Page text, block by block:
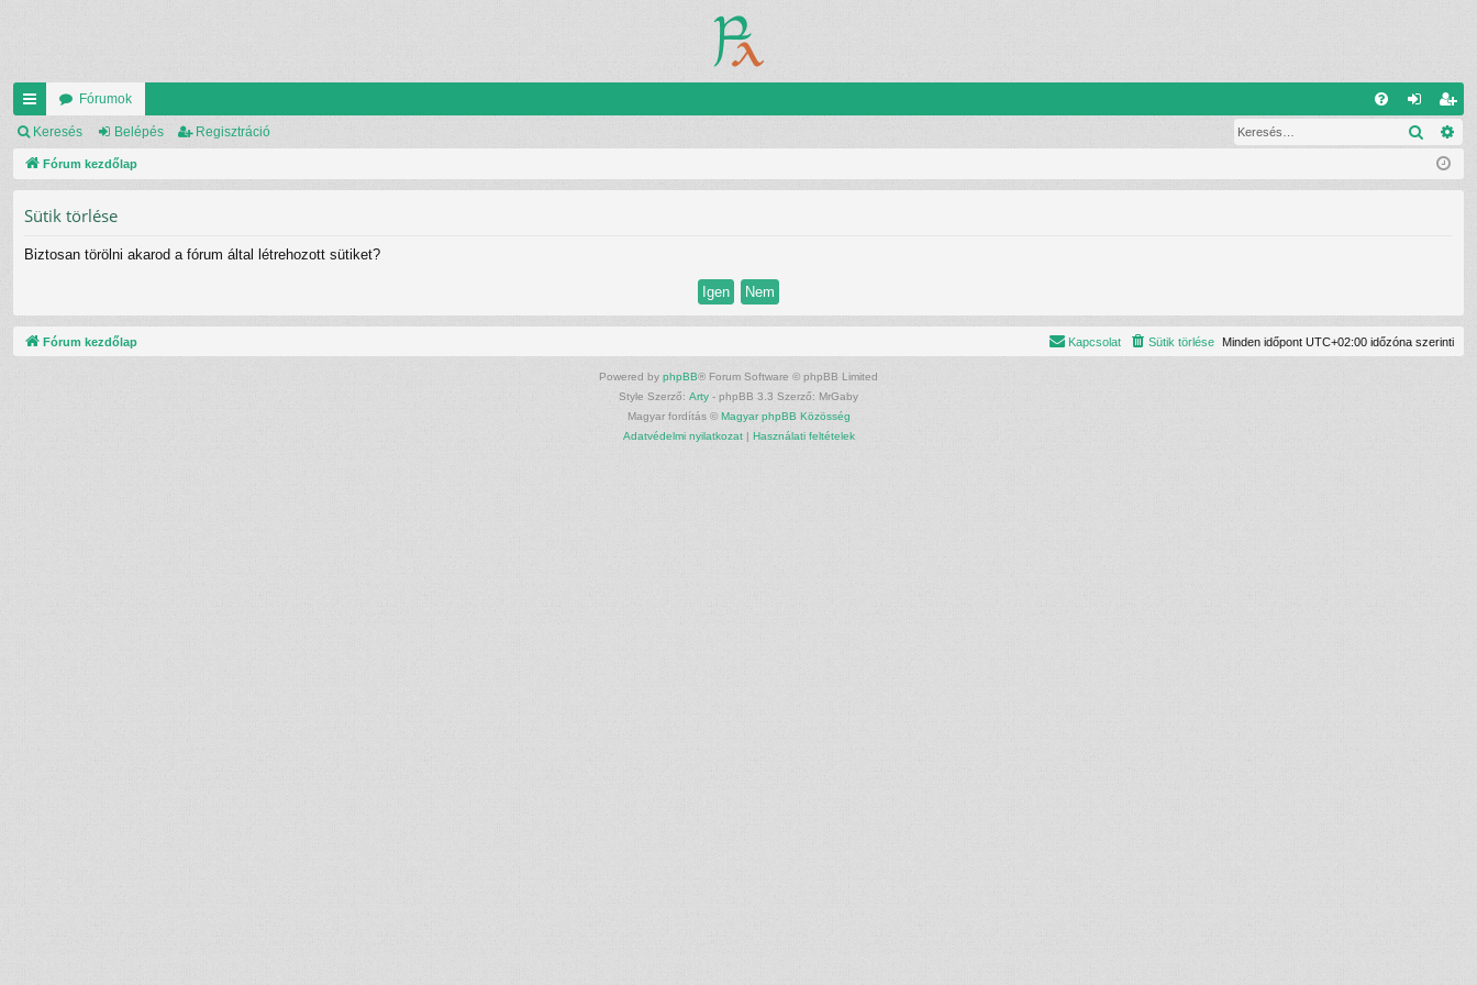
yo
rs
k
Fórumok
el eg
is
Keresés Belépés Regisztráció
Fórum kezdőlap
Sütik törlése
Biztosan törölni akarod a fórum által létrehozott sütiket?
Fórum kezdőlap Minden időpont UTC+02:00 időzóna szerinti
Sütik törlése
Kapcsolat
Powered by phpBB® Forum Software © phpBB Limited
Style Szerző: Arty - phpBB 3.3 Szerző: MrGaby
Magyar fordítás © Magyar phpBB Közösség
Adatvédelmi nyilatkozat| Használati feltételek